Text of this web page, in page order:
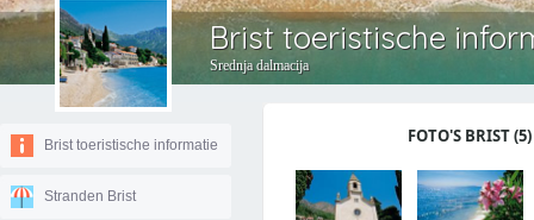
Brist toeristische
Srednja dalmacija
Brist toeristische informatie
Stranden Brist
FOTO'S BRIST (5)